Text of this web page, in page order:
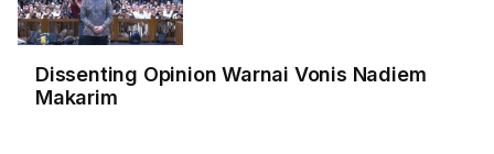
Dissenting Opinion Warnai Vonis Nadiem
Makarim